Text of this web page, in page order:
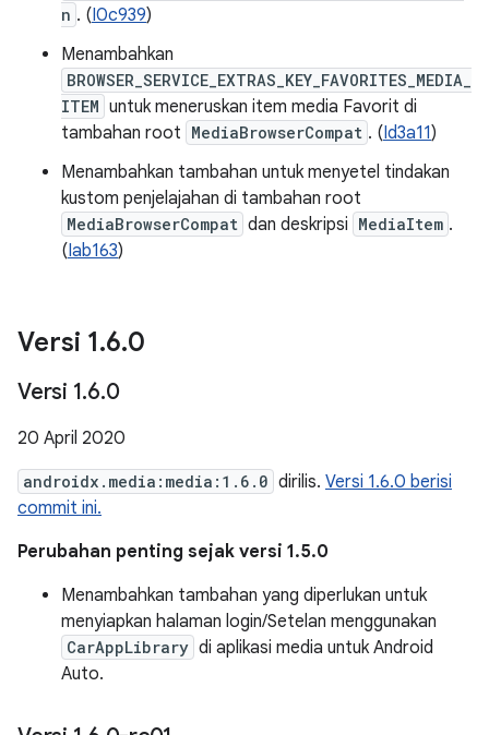
n . (I0c939)
Menambahkan
BROWSER_SERVICE_EXTRAS_KEY_FAVORITES_MEDIA_
ITEM untuk meneruskan item media Favorit di
tambahan root MediaBrowserCompat . (Id3a11)
Menambahkan tambahan untuk menyetel tindakan
kustom penjelajahan di tambahan root
MediaBrowserCompat dan deskripsi MediaItem .
(Iab163)
Versi 1.6.0
Versi 1.6.0
20 April 2020
androidx.media:media:1.6.0 dirilis. Versi 1.6.0 berisi
commit ini.
Perubahan penting sejak versi 1.5.0
Menambahkan tambahan yang diperlukan untuk
menyiapkan halaman login/Setelan menggunakan
CarAppLibrary di aplikasi media untuk Android
Auto.